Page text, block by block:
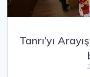
Tanrı’yı